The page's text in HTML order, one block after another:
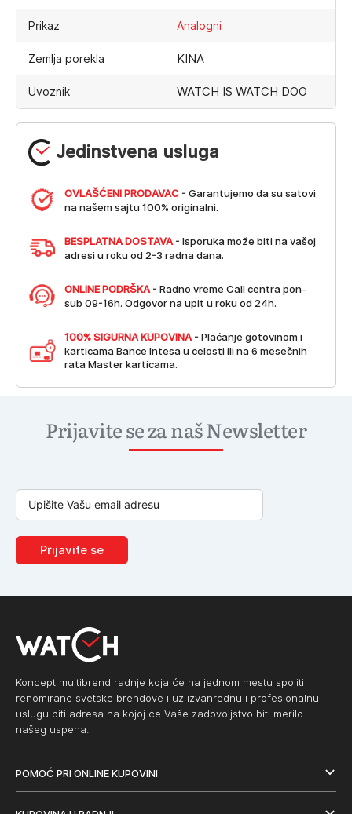
Jedinstvena usluga
OVLAŠĆENI PRODAVAC - Garantujemo da su satovi
na našem sajtu 100% originalni.
BESPLATNA DOSTAVA - Isporuka može biti na vašoj
adresi u roku od 2-3 radna dana.
ONLINE PODRŠKA - Radno vreme Call centra pon-
sub 09-16h. Odgovor na upit u roku od 24h.
100% SIGURNA KUPOVINA - Plaćanje gotovinom i
karticama Bance Intesa u celosti ili na 6 mesečnih
rata Master karticama.
Prikaz Analogni
Zemlja porekla KINA
Uvoznik WATCH IS WATCH DOO
Prijavite se za naš Newsletter
Prijavite se
Koncept multibrend radnje koja će na jednom mestu spojiti
renomirane svetske brendove i uz izvanrednu i profesionalnu
uslugu biti adresa na kojoj će Vaše zadovoljstvo biti merilo
našeg uspeha.
POMOĆ PRI ONLINE KUPOVINI